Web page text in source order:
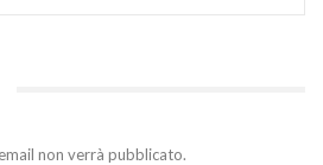
non verrà pubblicato.